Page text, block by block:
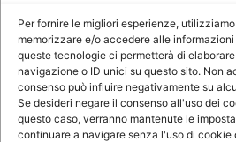
Per fornire le migliori esperienze,
memorizzare e/o accedere alle
queste tecnologie ci permetterà di
navigazione o ID unici su questo sito. Non
consenso può influire negativamente su
Se desideri negare il consenso all'uso dei
questo caso, verranno mantenute le
continuare a navigare senza l'uso di cookie
(GDPR, Art.13, comma 2, lett. f)
datisono conferiti